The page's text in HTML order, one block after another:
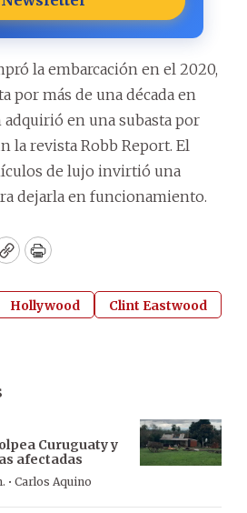
la embarcación en el 2020,
por más de una década en
en una subasta por
la revista Robb Report. El
de lujo invirtió una
dejarla en funcionamiento.
CopyPrint
Hollywood
Clint Eastwood
Curuguaty y
afectadas
· Carlos Aquino